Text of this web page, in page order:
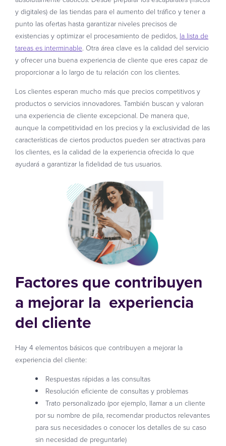
y digitales) de las tiendas para el aumento del tráfico y tener a
punto las ofertas hasta garantizar niveles precisos de
existencias y optimizar el procesamiento de pedidos, la lista de
tareas es interminable. Otra área clave es la calidad del servicio
y ofrecer una buena experiencia de cliente que eres capaz de
proporcionar a lo largo de tu relación con los clientes.
Los clientes esperan mucho más que precios competitivos y
productos o servicios innovadores. También buscan y valoran
una experiencia de cliente excepcional. De manera que,
aunque la competitividad en los precios y la exclusividad de las
características de ciertos productos pueden ser atractivas para
los clientes, es la calidad de la experiencia ofrecida lo que
ayudará a garantizar la fidelidad de tus usuarios.
Factores que contribuyen
a mejorar la experiencia
del cliente
Hay 4 elementos básicos que contribuyen a mejorar la
experiencia del cliente:
Respuestas rápidas a las consultas
Resolución eficiente de consultas y problemas
Trato personalizado (por ejemplo, llamar a un cliente
por su nombre de pila, recomendar productos relevantes
para sus necesidades o conocer los detalles de su caso
sin necesidad de preguntarle)